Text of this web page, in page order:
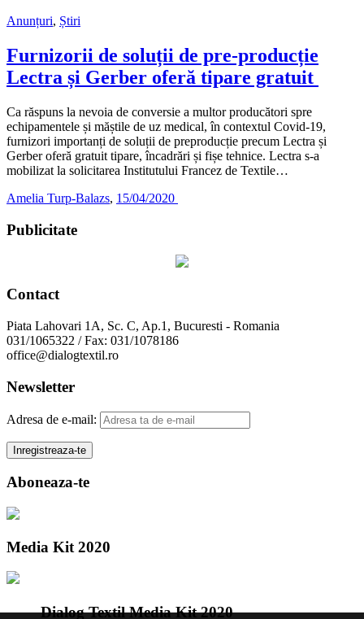
Anunțuri, Știri
Furnizorii de soluții de pre-producție
Lectra și Gerber oferă tipare gratuit
Ca răspuns la nevoia de conversie a multor producători spre
echipamentele și măștile de uz medical, în contextul Covid-19,
furnizori importanți de soluții de preproducție precum Lectra și
Gerber oferă gratuit tipare, încadrări și fișe tehnice. Lectra s-a
mobilizat la solicitarea Institutului Francez de Textile…
Amelia Turp-Balazs, 15/04/2020
Publicitate
Contact
Piata Lahovari 1A, Sc. C, Ap.1, Bucuresti - Romania
031/1065322 / Fax: 031/1078186
office@dialogtextil.ro
Newsletter
Adresa de e-mail:
Aboneaza-te
Media Kit 2020
Dialog Textil Media Kit 2020